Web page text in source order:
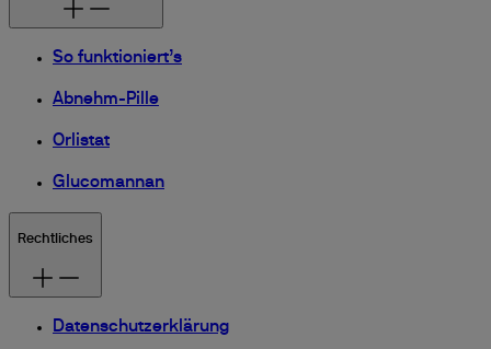
So funktioniert’s
Abnehm-Pille
Orlistat
Glucomannan
Rechtliches
Datenschutzerklärung